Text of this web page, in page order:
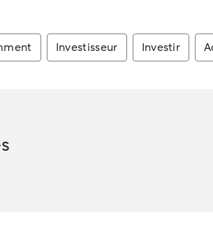
Investisseur Investir